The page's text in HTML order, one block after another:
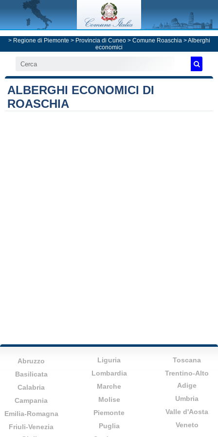
> Regione di Piemonte > Provincia di Cuneo> Comune Roaschia> Alberghi
economici
ALBERGHI ECONOMICI DI
ROASCHIA
Abruzzo
Basilicata
Calabria
Campania
Emilia-Romagna
Friuli-Venezia
Liguria
Lombardia
Marche
Molise
Piemonte
Puglia
Toscana
Trentino-Alto
Adige
Umbria
Valle d'Aosta
Veneto